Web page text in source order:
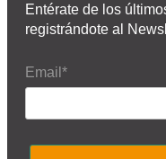
Entérate de los
registrándote al
Email*